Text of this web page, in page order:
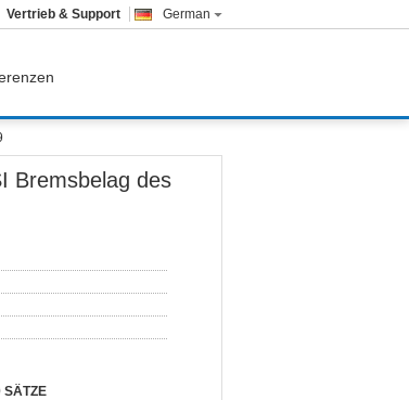
German
Vertrieb & Support
Bremsbelag des
SÄTZE